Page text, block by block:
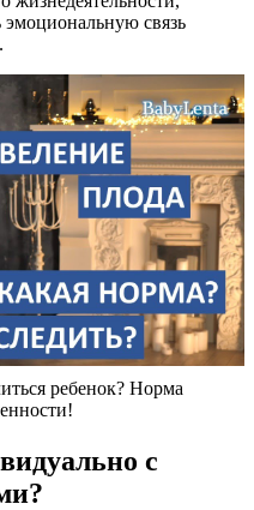
связь
ребенок? Норма
с